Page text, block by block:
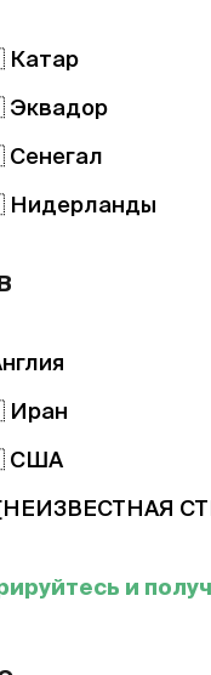
Катар
Эквадор
Сенегал
Нидерланды
Иран
США
и